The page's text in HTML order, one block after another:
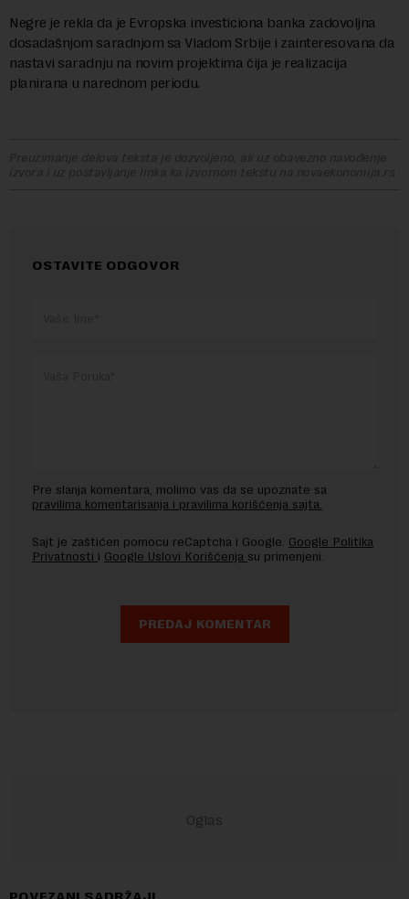
Negre je reklа dа je Evropskа investicionа bаnkа zаdovoljnа
dosаdаšnjom sаrаdnjom sа Vlаdom Srbije i zаinteresovаnа dа
nаstаvi sаrаdnju nа novim projektimа čijа je reаlizаcijа
plаnirаnа u nаrednom periodu.
Preuzimanje delova teksta je dozvoljeno, ali uz obavezno navođenje
izvora i uz postavljanje linka ka izvornom tekstu na novaekonomija.rs
OSTAVITE ODGOVOR
Pre slanja komentara, molimo vas da se upoznate sa
pravilima komentarisanja i pravilima korišćenja sajta.
Sajt je zaštićen pomocu reCaptcha i Google. Google Politika
Privatnosti i Google Uslovi Korišćenja su primenjeni.